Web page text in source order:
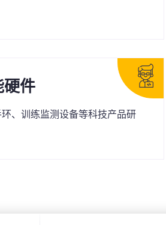
硬件
、训练监测设备等科技产品研